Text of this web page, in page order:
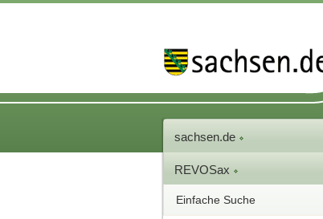
sachsen.de
REVOSax
Einfache Suche